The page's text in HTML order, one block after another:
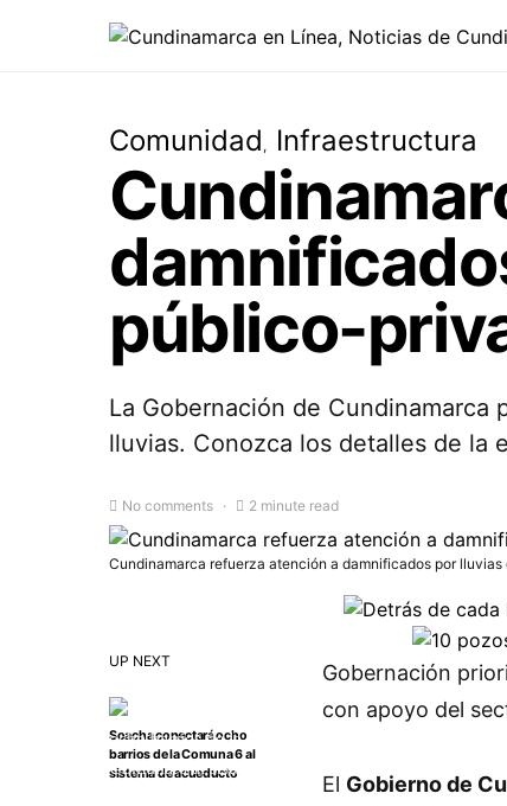
Comunidad Infraestructura
público-
La Gobernación de
lluvias. Conozca los detalles de la
No comments 2 minute read
Cundinamarca refuerza atención a damnificados por
UP NEXT
Soacha conectará ocho
barrios de la Comuna 6 al
sistema de acueducto
Gobernación
con apoyo del
El Gobierno de